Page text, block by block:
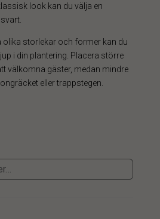
look kan du välja en
olika storlekar och former kan du
i din plantering. Placera större
välkomna gäster, medan mindre
eller trappstegen.